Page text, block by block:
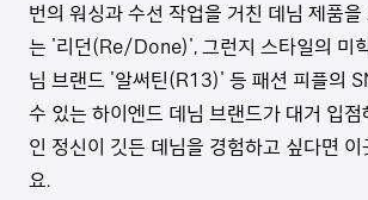
번의 워싱과 수선 작업을 거친 데님 제품을
는 '리던(Re/Done)', 그런지 스타일의 미
님 브랜드 '알써틴(R13)' 등 패션 피플의
수 있는 하이엔드 데님 브랜드가 대거 입
인 정신이 깃든 데님을 경험하고 싶다면 이
요.